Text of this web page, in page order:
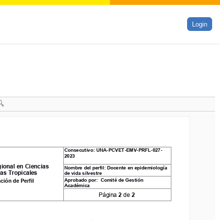
Login
en Ciencias
Tropicales
de Perfil
Consecutivo: UNA-PCVET-EMV-PRFL-027-
2023
Nombre del perfil: Docente en epidemiología
de vida silvestre
Aprobado por: Comité de Gestión
Académica
Página de 2
en Ciencias
Tropicales
de Perfil
Consecutivo: UNA-PCVET-EMV-PRFL-027-
2023
Nombre del perfil: Docente en epidemiología
de vida silvestre
Aprobado por: Comité de Gestión
Académica
Página 2 de 2